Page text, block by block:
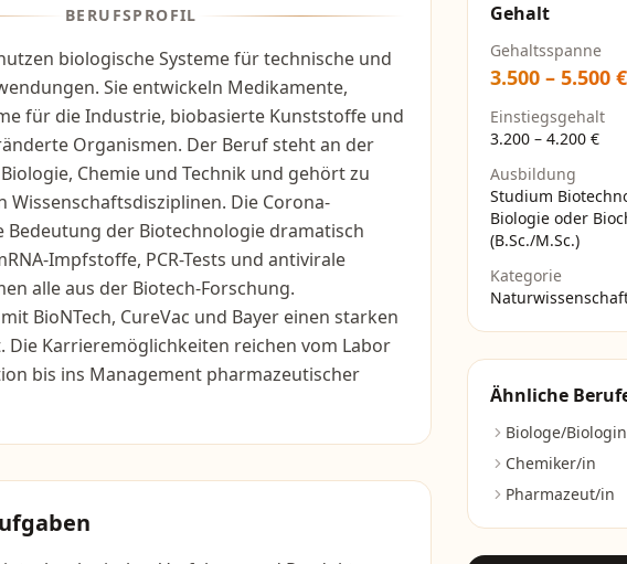
BERUFSPROFIL
biologische Systeme für technische und
Sie entwickeln Medikamente,
für die Industrie, biobasierte Kunststoffe und
Organismen. Der Beruf steht an der
Chemie und Technik und gehört zu
Wissenschaftsdisziplinen. Die Corona-
Bedeutung der Biotechnologie dramatisch
Impfstoffe, PCR-Tests und antivirale
alle aus der Biotech-Forschung.
BioNTech, CureVac und Bayer einen starken
Die Karrieremöglichkeiten reichen vom Labor
bis ins Management pharmazeutischer
Gehalt
Gehaltsspanne
3.500 – 5.500 €
Einstiegsgehalt
3.200 – 4.200 €
Ausbildung
Studium
Biologie oder
(B.Sc./M.Sc.)
Kategorie
Ähnliche
Biologe/Biologin
Chemiker/in
Pharmazeut/in